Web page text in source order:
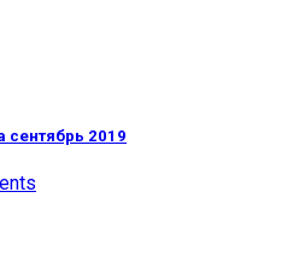
сентябрь 2019